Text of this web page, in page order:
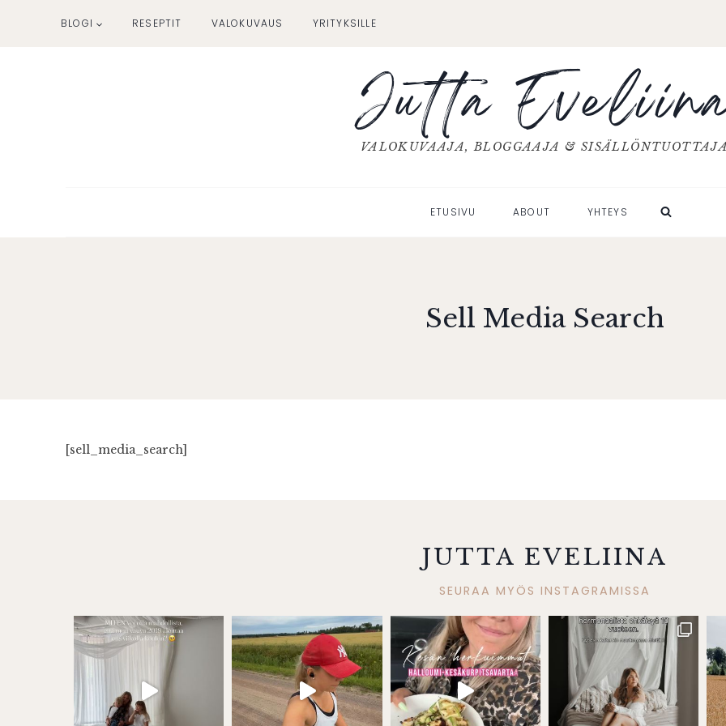
BLOGI RESEPTIT VALOKUVAUS YRITYKSILLE
Jutta
VALOKUVAAJA, BLOGGAAJA &
ETUSIVU ABOUT YHTEYS
Sell Media Search
[sell_media_search]
JUTTA EVELIINA
SEURAA MYÖS INSTAGRAMISSA